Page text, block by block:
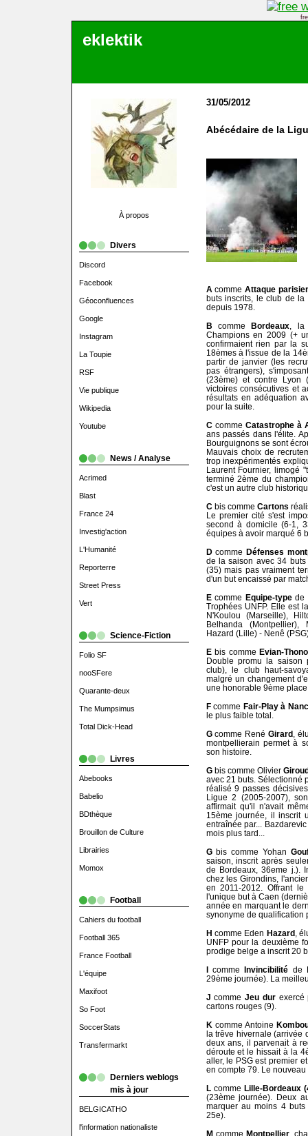
eklektik
À propos
Divers
Discord
Facebook
Géoconfluences
Google
Instagram
La Toupie
RSF
Vie publique
Wikipedia
Youtube
News / Analyse
Acrimed
Blast
France 24
Investig'action
L'Humanité
Reporterre
Street Press
Vert
Science-Fiction
Folio SF
nooSFere
Quarante-deux
The Mumpsimus
Total Dick-Head
Livres
Abebooks
Babelio
BDthèque
Brouillon de Culture
Librairies
Momox
Football
Cahiers du football
Football 365
France Football
L'équipe
Maxifoot
So Foot
SoccerStats
Transfermarkt
Derniers weblogs
mis à jour
BELGICATHO
l'information nationaliste
31/05/2012
Abécédaire de la
A comme Attaque
buts inscrits, le club de la
depuis 1978.
B commeBordeaux ,
Champions en 2009 (+
confirmaient rien par la
18èmes à l'issue de la
partir de janvier (les
pas étrangers),
(23ème) et contre Lyon
victoires consécutives et
résultats en adéquation
pour la suite.
Ccomme Catastrophe à
ans passés dans l'élite.
Bourguignons se sont
Mauvais choix de
trop inexpérimentés
Laurent Fournier, limogé
terminé 2ème du
c'est un autre club
C bis comme Cartons
Le premier cité s'est
second à domicile (6-1,
équipes à avoir marqué 6
DcommeDéfenses
de la saison avec 34
(35) mais pas vraiment
d'un but encaissé par
Ecomme Equipe-typede
Trophées UNFP. Elle est
N'Koulou (Marseille),
Belhanda (Montpellier),
Hazard (Lille) - Nenê
Ebis comme Evian-
Double promu la saison
club), le club haut-
malgré un changement
une honorable 9ème
Fcomme Fair-Play à
le plus faible total.
Gcomme René Girard,
montpellierain permet à
son histoire.
Gbis comme Olivier
avec 21 buts. Sélectionné
réalisé 9 passes
Ligue 2 (2005-2007),
affirmait qu'il n'avait
15ème journée, il inscrit
entraînée par...
mois plus tard...
Gbis comme Yohan
saison, inscrit après
de Bordeaux, 36eme j.).
chez les Girondins,
en 2011-2012. Offrant
l'unique but à Caen
année en marquant le
synonyme de qualification
H comme Eden Hazard,
UNFP pour la deuxième
prodige belge a inscrit 20
IcommeInvincibilité de
29ème journée). La
J commeJeu durexercé
cartons rouges (9).
K comme Antoine
la trêve hivernale (arrivée
deux ans, il parvenait à
déroute et le hissait à la
aller, le PSG est premier
en compte 79. Le
LcommeLille-Bordeaux
(23ème journée). Deux
marquer au moins 4
25e).
Mcomme Montpellier,